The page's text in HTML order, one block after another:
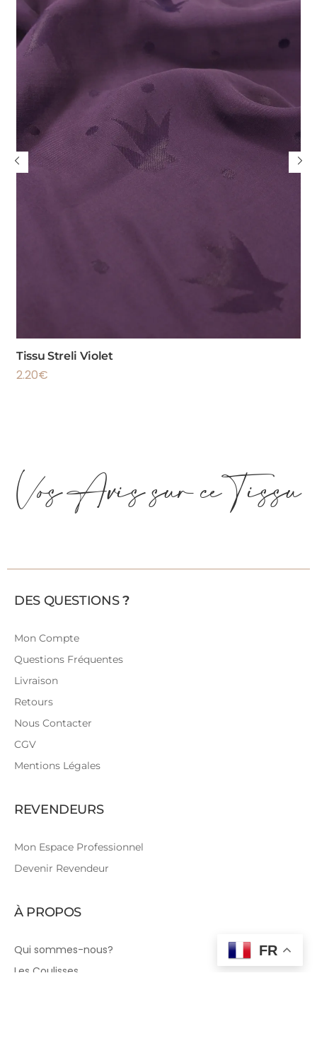
Tissu Streli Violet
2.20€
Vos Avis sur ce Tissu
DES QUESTIONS?
Mon Compte
Questions Fréquentes
Livraison
Retours
Nous Contacter
CGV
Mentions Légales
REVENDEURS
Mon Espace Professionnel
Devenir Revendeur
À PROPOS
Qui sommes-nous?
Les Coulisses
FR